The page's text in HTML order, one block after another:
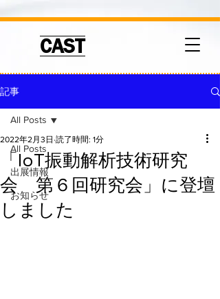
CAST
記事
All Posts
出展情報
お知らせ
All Posts
「IoT振動解析技術研究
会 第６回研究会」に登壇
しました
2022年2月3日 読了時間: 1分